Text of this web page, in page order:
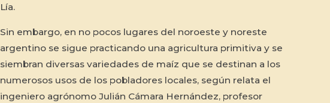
Lía.
Sin embargo, en no pocos lugares del noroeste y noreste
argentino se sigue practicando una agricultura primitiva y se
siembran diversas variedades de maíz que se destinan a los
numerosos usos de los pobladores locales, según relata el
ingeniero agrónomo Julián Cámara Hernández, profesor